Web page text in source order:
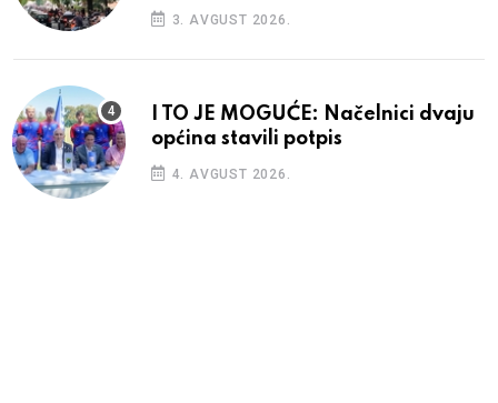
3. AVGUST 2026.
I TO JE MOGUĆE: Načelnici dvaju
općina stavili potpis
4. AVGUST 2026.